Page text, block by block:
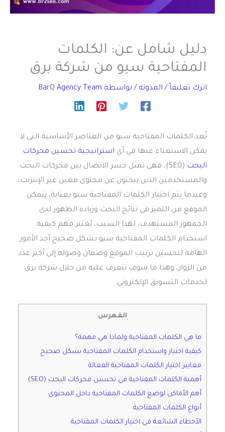
دليل شامل عن: الكلمات
المفتاحية سيو من شركة برق
اترك تعليقاً / المدونة / بواسطة BarQ Agency Team
تُعد الكلمات المفتاحية سيو من العناصر الأساسية التي لا
يمكن الاستغناء عنها في أي استراتيجية تحسين محركات
البحث
(SEO)، فهي تمثل جسر الاتصال بين محركات البحث
والمستخدمين الذين يبحثون عن محتوى معين عبر الإنترنت،
وعندما يتم اختيار الكلمات المفتاحية سيو بعناية، يتمكن
الموقع من التميز في نتائج البحث وزيادة الظهور لدى
الجمهور المستهدف، لهذا السبب، يُعتبر فهم كيفية
استخدام الكلمات المفتاحية سيو بشكل صحيح أحد الأمور
الهامة لتحسين ترتيب الموقع وضمان وصوله إلى أكبر عدد
من الزوار، وهذا ما سوف نتعرف عليه من خلال شركة برق
لخدمات التسويق الإلكتروني.
الفهرس
ما هي الكلمات المفتاحية ولماذا هي مهمة؟
كيفية اختيار واستخدام الكلمات المفتاحية بشكل صحيح
معايير اختيار الكلمات المفتاحية الفعالة
أهمية الكلمات المفتاحية في تحسين محركات البحث (SEO)
أهم الأماكن لوضع الكلمات المفتاحية داخل المحتوى
أنواع الكلمات المفتاحية
الأخطاء الشائعة في اختيار الكلمات المفتاحية